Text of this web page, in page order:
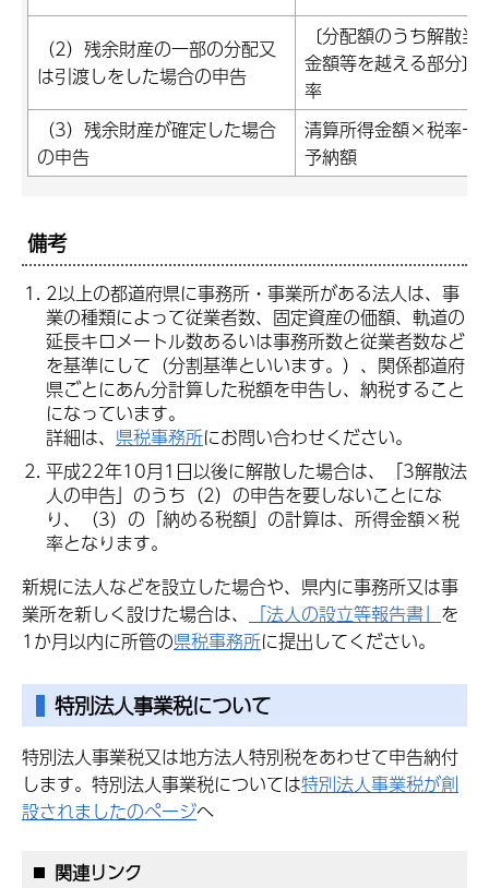
（2）残余財産の一部の分配又
は引渡しをした場合の申告
〔分配額のうち解散当
金額等を越える部分
率
（3）残余財産が確定した場合
の申告
清算所得金額×税率ー
予納額
備考
2以上の都道府県に事務所・事業所がある法人は、事
業の種類によって従業者数、固定資産の価額、軌道の
延長キロメートル数あるいは事務所数と従業者数など
を基準にして（分割基準といいます。）、関係都道府
県ごとにあん分計算した税額を申告し、納税すること
になっています。
詳細は、 県税事務所にお問い合わせください。
平成22年10月1日以後に解散した場合は、「3解散法
人の申告」のうち（2）の申告を要しないことにな
り、（3）の「納める税額」の計算は、所得金額×税
率となります。
新規に法人などを設立した場合や、県内に事務所又は事
業所を新しく設けた場合は、
「法人の設立等報告書」 を
1か月以内に所管の県税事務所に提出してください。
特別法人事業税について
特別法人事業税又は地方法人特別税をあわせて申告納付
します。特別法人事業税については特別法人事業税が創
設されましたのページへ
関連リンク